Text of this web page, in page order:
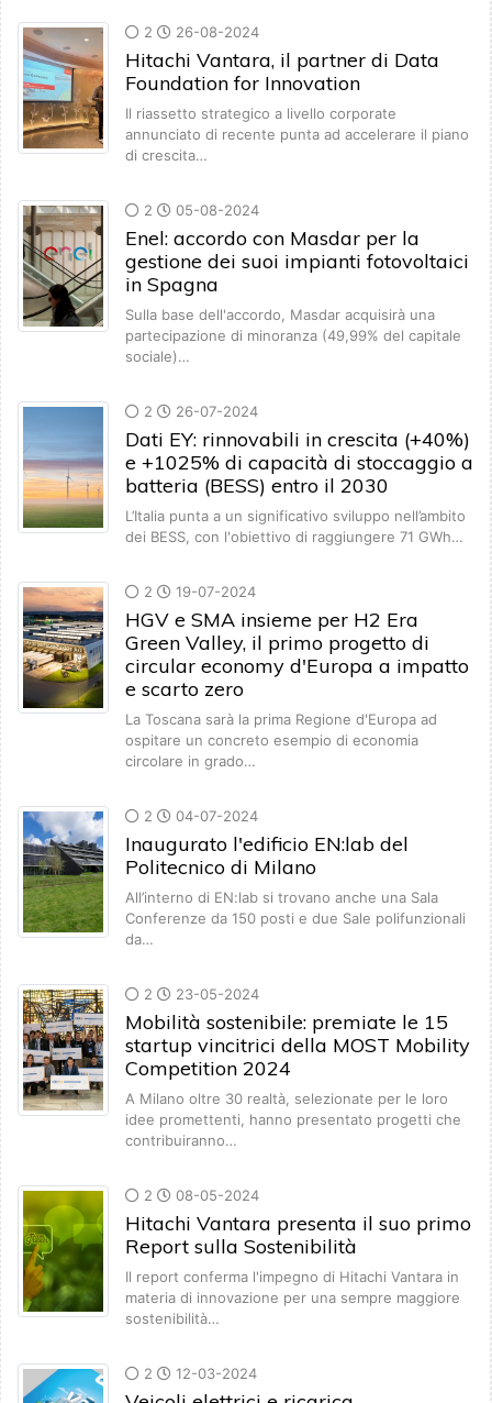
2 26-08-2024
Hitachi Vantara, il partner di Data
Foundation for Innovation
Il riassetto strategico a livello corporate
annunciato di recente punta ad accelerare il piano
di crescita…
2 05-08-2024
Enel: accordo con Masdar per la
gestione dei suoi impianti fotovoltaici
in Spagna
Sulla base dell'accordo, Masdar acquisirà una
partecipazione di minoranza (49,99% del capitale
sociale)…
2 26-07-2024
Dati EY: rinnovabili in crescita (+40%)
e +1025% di capacità di stoccaggio a
batteria (BESS) entro il 2030
L’Italia punta a un significativo sviluppo nell’ambito
dei BESS, con l'obiettivo di raggiungere 71 GWh…
2 19-07-2024
HGV e SMA insieme per H2 Era
Green Valley, il primo progetto di
circular economy d'Europa a impatto
e scarto zero
La Toscana sarà la prima Regione d'Europa ad
ospitare un concreto esempio di economia
circolare in grado…
2 04-07-2024
Inaugurato l'edificio EN:lab del
Politecnico di Milano
All’interno di EN:lab si trovano anche una Sala
Conferenze da 150 posti e due Sale polifunzionali
da…
2 23-05-2024
Mobilità sostenibile: premiate le 15
startup vincitrici della MOST Mobility
Competition 2024
A Milano oltre 30 realtà, selezionate per le loro
idee promettenti, hanno presentato progetti che
contribuiranno…
2 08-05-2024
Hitachi Vantara presenta il suo primo
Report sulla Sostenibilità
Il report conferma l'impegno di Hitachi Vantara in
materia di innovazione per una sempre maggiore
sostenibilità…
2 12-03-2024